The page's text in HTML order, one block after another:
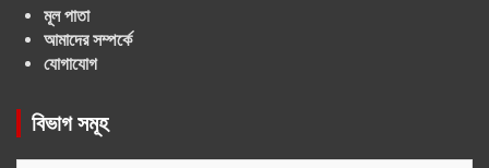
মূল পাতা
আমাদের সম্পর্কে
যোগাযোগ
বিভাগ সমূহ